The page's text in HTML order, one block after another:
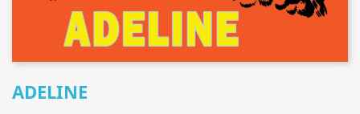
ADELINE